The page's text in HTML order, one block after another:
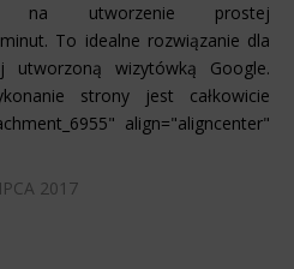
na utworzenie prostej
To idealne rozwiązanie dla
wizytówką Google.
strony jest całkowicie
align="aligncenter"
2017